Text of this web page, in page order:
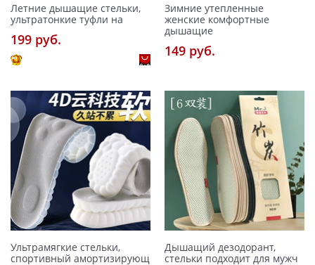
Летние дышащие стельки,
ультратонкие туфли на
199 pуб.
Зимние утепленные
женские комфортные
дышащие
149 pуб.
Ультрамягкие стельки,
спортивный амортизирующ
Дышащий дезодорант,
стельки подходит для мужч